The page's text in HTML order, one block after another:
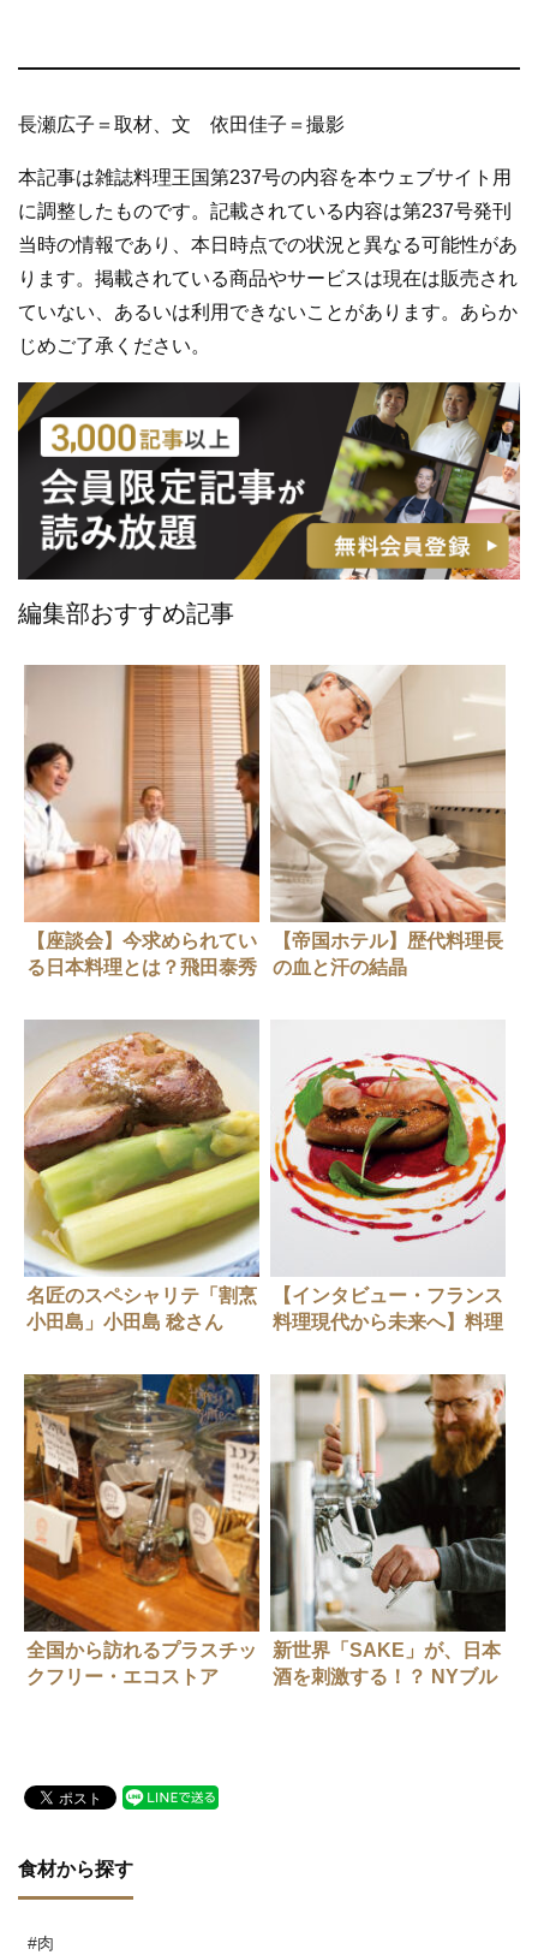
長瀬広子＝取材、文 依田佳子＝撮影
本記事は雑誌料理王国第237号の内容を本ウェブサイト用
に調整したものです。記載されている内容は第237号発刊
当時の情報であり、本日時点での状況と異なる可能性があ
ります。掲載されている商品やサービスは現在は販売され
ていない、あるいは利用できないことがあります。あらか
じめご了承ください。
編集部おすすめ記事
【座談会】今求められてい
る日本料理とは？飛田泰秀
【帝国ホテル】歴代料理長
の血と汗の結晶
名匠のスペシャリテ「割烹
小田島」小田島 稔さん
【インタビュー・フランス
料理現代から未来へ】料理
タビュー
全国から訪れるプラスチッ
クフリー・エコストア
新世界「SAKE」が、日本
酒を刺激する！？ NYブル
食材から探す
#肉